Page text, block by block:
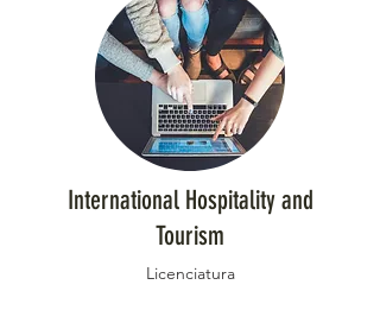
International Hospitality and
Tourism
Licenciatura